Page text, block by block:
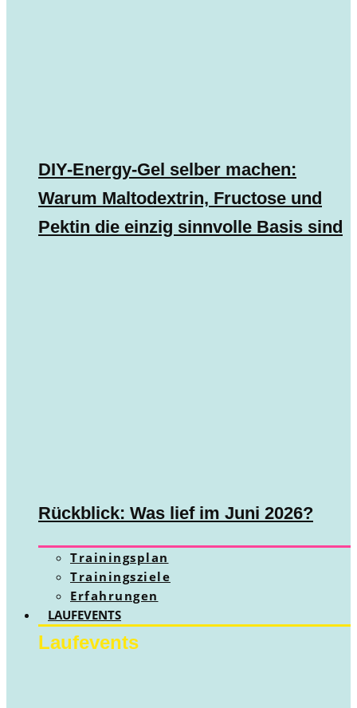
DIY-Energy-Gel selber machen:
Warum Maltodextrin, Fructose und
Pektin die einzig sinnvolle Basis sind
Rückblick: Was lief im Juni 2026?
Trainingsplan
Trainingsziele
Erfahrungen
LAUFEVENTS
Laufevents